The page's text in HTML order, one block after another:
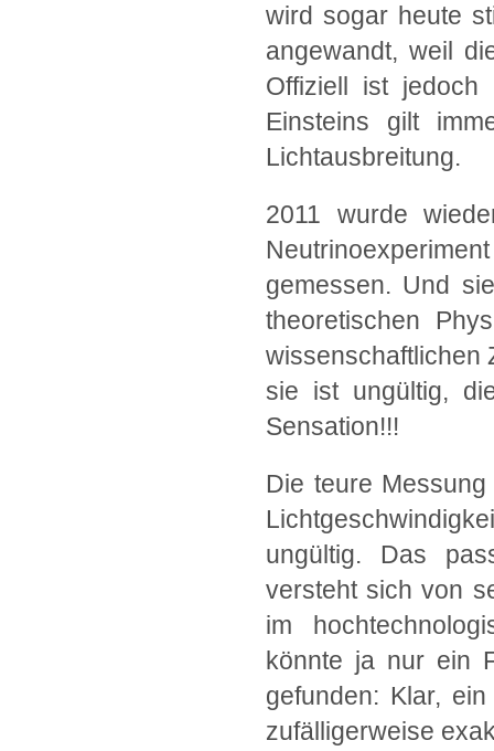
wird sogar heute
angewandt, weil
Offiziell ist jedoch
Einsteins gilt
Lichtausbreitung.
2011 wurde
gemessen. Und
theoretischen
wissenschaftlichen
sie ist ungültig,
Sensation!!!
Die teure
ungültig. Das
versteht sich von
im
könnte ja nur ein
gefunden: Klar,
zufälligerweise